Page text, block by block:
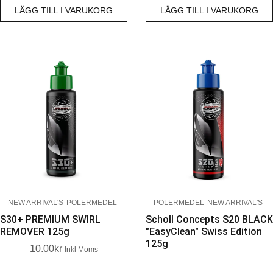
LÄGG TILL I VARUKORG LÄGG TILL I VARUKORG
NEW ARRIVAL'S POLERMEDEL
S30+ PREMIUM SWIRL
REMOVER 125g
10.00Kr Inkl Moms
POLERMEDEL NEW ARRIVAL'S
Scholl Concepts S20 BLACK
"EasyClean" Swiss Edition
125g